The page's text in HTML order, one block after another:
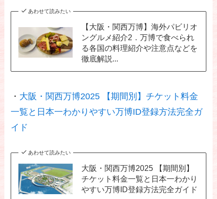
あわせて読みたい
【大阪・関西万博】海外パビリオ
ングルメ紹介2．万博で食べられ
る各国の料理紹介や注意点などを
徹底解説...
・ 大阪・関西万博2025 【期間別】チケット料金
一覧と日本一わかりやすい万博ID登録方法完全ガ
イド
あわせて読みたい
大阪・関西万博2025 【期間別】
チケット料金一覧と日本一わかり
やすい万博ID登録方法完全ガイド